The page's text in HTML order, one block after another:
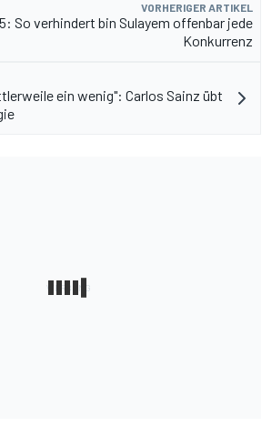
VORHERIGER ARTIKEL
So verhindert bin Sulayem offenbar jede
Konkurrenz
ein wenig": Carlos Sainz übt